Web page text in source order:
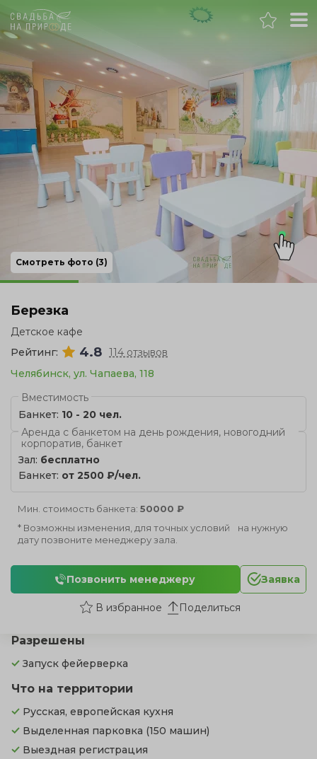
Челябинск
Банкет
Свадьба
День рождения
Выпускной
Корпоратив
Смотреть фото (3)
Разрешены
Запуск фейерверка
Что на территории
Русская, европейская кухня
Выделенная парковка (150 машин)
Выездная регистрация
Березка
Детское кафе
Рейтинг:
4.8 114 отзывов
Челябинск, ул. Чапаева, 118
Вместимость
Банкет: 10 - 20 чел.
Аренда с банкетом на день рождения, новогодний
корпоратив, банкет
Зал: бесплатно
Банкет: от 2500 ₽/чел.
Мин. стоимость банкета: 50000 ₽
* Возможны изменения, для точных условий на нужную
дату позвоните менеджеру зала.
Позвонить менеджеру Заявка
Поделиться